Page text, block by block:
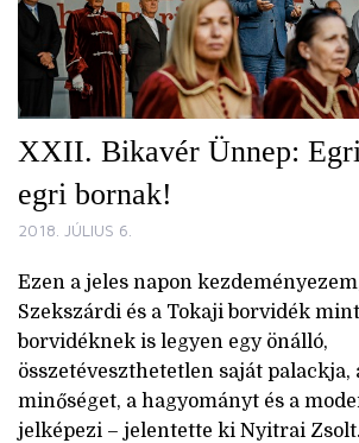
XXII. Bikavér Ünnep:
egri bornak!
2018. JÚLIUS 6.
Ezen a jeles napon
Szekszárdi és a Tokaji borvidék
borvidéknek is legyen egy önálló,
összetéveszthetetlen saját palackja,
minőséget, a hagyományt és a
jelképezi – jelentette ki Nyitrai Zsolt.